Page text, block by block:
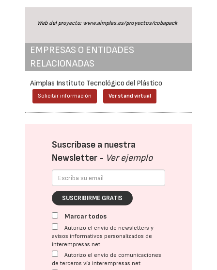
Web del proyecto: www.aimplas.es/proyectos/cobapack
EMPRESAS O ENTIDADES
RELACIONADAS
Aimplas Instituto Tecnológico del Plástico
Solicitar información Ver stand virtual
Suscríbase a nuestra
Newsletter - Ver ejemplo
SUSCRIBIRME GRATIS
Marcar todos
Autorizo el envío de newsletters y
avisos informativos personalizados de
interempresas.net
Autorizo el envío de comunicaciones
de terceros vía interempresas.net